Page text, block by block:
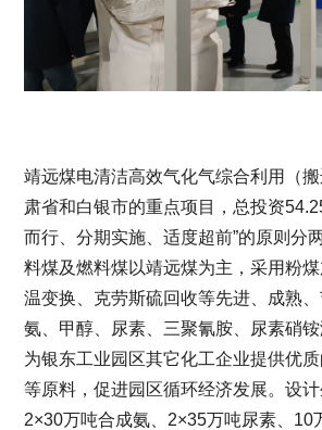
靖远煤电清洁高效气化气综合利用（
肃省和白银市的重点项目，总投资
而行、分期实施、适度超前”的原则分
料煤及燃料煤以靖远煤为主，采用粉
温变换、克劳斯硫回收等先进、成熟
氨、甲醇、尿素、三聚氰胺、尿素硝
为银东工业园区其它化工企业提供优
等原料，促进园区循环经济发展。设
2×30万吨合成氨、2×35万吨尿素、10